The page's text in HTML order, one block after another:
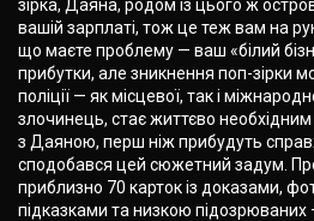
зірка, Даяна, родом із цього ж
вашій зарплаті, тож це теж вам на
що маєте проблему — ваш «білий
прибутки, але зникнення поп-зірки
поліції — як місцевої, так і
злочинець, стає життєво
з Даяною, перш ніж прибудуть
сподобався цей сюжетний задум.
приблизно 70 карток із доказами,
підказками та низкою підозрюваних